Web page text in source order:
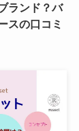
ランド？バ
スの口コミ